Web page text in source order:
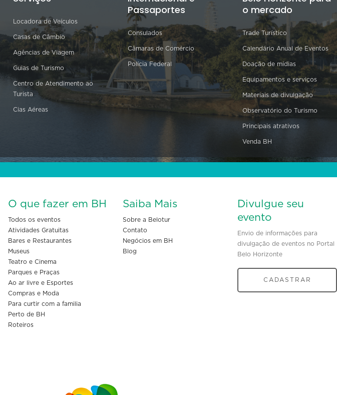
Locadora de Veículos
Casas de Câmbio
Agências de Viagem
Guias de Turismo
Centro de Atendimento ao
Turista
Cias Aéreas
Passaportes
Consulados
Câmaras de Comércio
Polícia Federal
o mercado
Trade Turístico
Calendário Anual de Eventos
Doação de mídias
Equipamentos e serviços
Materiais de divulgação
Observatório do Turismo
Principais atrativos
Venda BH
O que fazer em BH
Todos os eventos
Atividades Gratuitas
Bares e Restaurantes
Museus
Teatro e Cinema
Parques e Praças
Ao ar livre e Esportes
Compras e Moda
Para curtir com a familia
Perto de BH
Roteiros
Saiba Mais
Sobre a Belotur
Contato
Negócios em BH
Blog
Divulgue seu
evento
Envio de informações para
divulgação de eventos no Portal
Belo Horizonte
CADASTRAR